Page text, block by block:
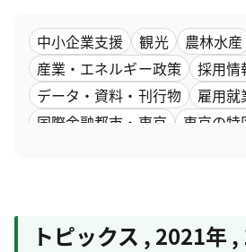
中小企業支援 観光
農林水産
産業・エネルギー政策
採用情
データ・資料・刊行物
雇用就
国際金融都市・東京
東京の
トピックス , 2021年 ,